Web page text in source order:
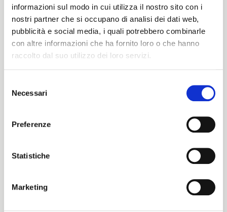
informazioni sul modo in cui utilizza il nostro sito con i
nostri partner che si occupano di analisi dei dati web,
pubblicità e social media, i quali potrebbero combinarle
con altre informazioni che ha fornito loro o che hanno
raccolto dal suo utilizzo dei loro servizi.
delNecessari
Preferenze
Statistiche
Marketing
Altezza